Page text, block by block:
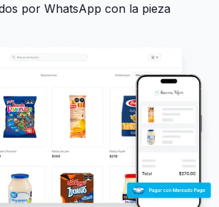
por WhatsApp con la pieza